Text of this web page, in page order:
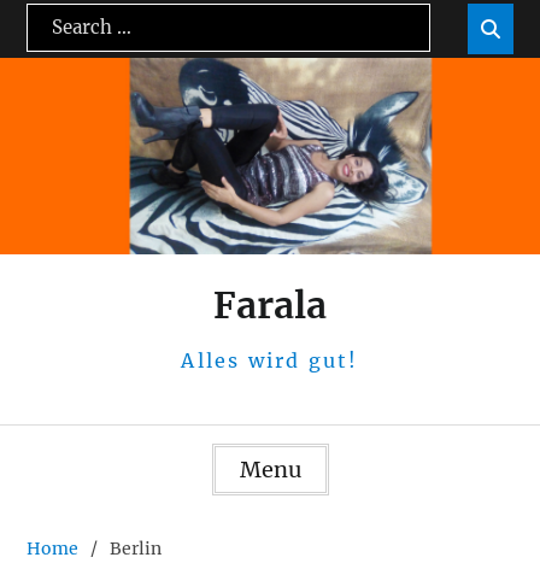
Search
for:

Farala
Alles wird gut!
Menu
Home Berlin